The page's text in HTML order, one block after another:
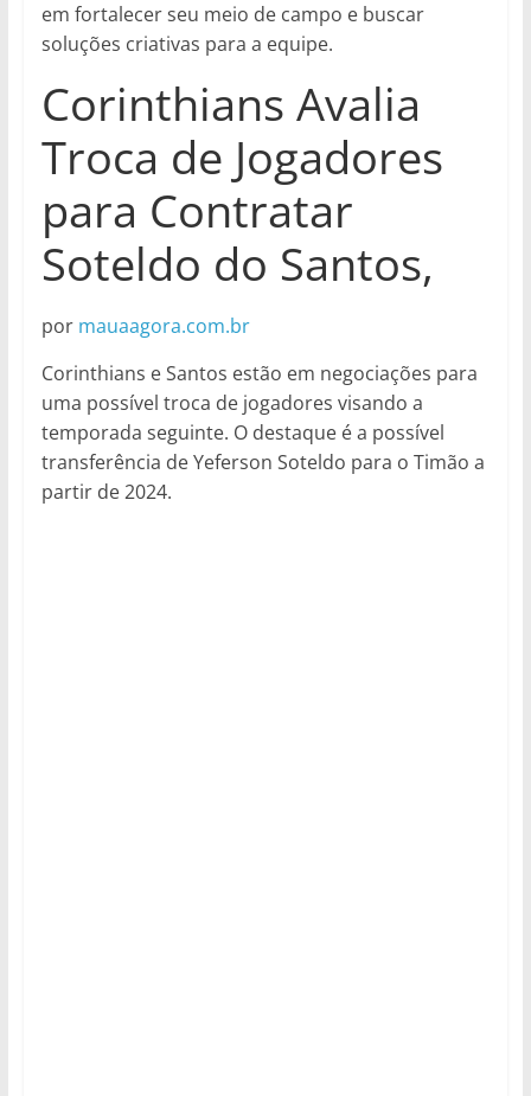
em fortalecer seu meio de campo e buscar
soluções criativas para a equipe.
Corinthians Avalia
Troca de Jogadores
para Contratar
Soteldo do Santos,
por mauaagora.com.br
Corinthians e Santos estão em negociações para
uma possível troca de jogadores visando a
temporada seguinte. O destaque é a possível
transferência de Yeferson Soteldo para o Timão a
partir de 2024.